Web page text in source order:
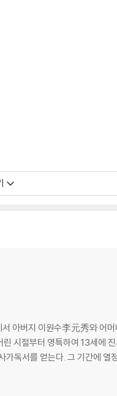
아버지 이원수李元秀와 어
시절부터 영특하여 13세에